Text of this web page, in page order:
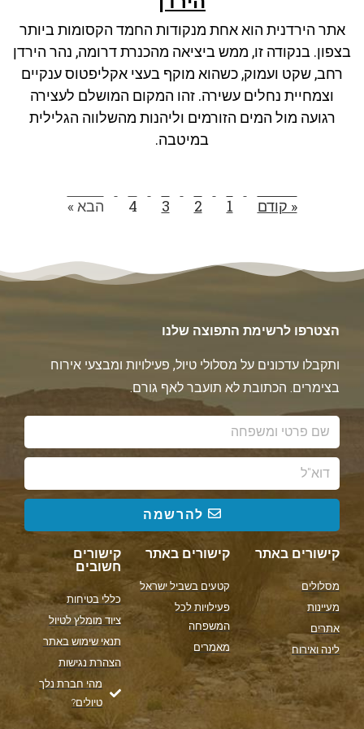
font_download סמן קישורים
לאפס את כל האפשרויות
cached
אתר הירדנית הוא אחת מנקודות החמד הקסומות ביותר
בצפון. בנקודה זו, ממש ביציאה מהכנרת דרומה, נהר הירדן
רחב, שקט ועמוק, כשהוא מוקף בעצי אקליפטוס ענקיים
וצמחיית נחלים עשירה. זהו המקום המושלם לעצירה
רגועה מול המים הזורמים וליהנות מהשלווה הגלילית
במיטבה.
« קודם 1
2
3
4 הבא »
הצטרפו לרשימת התפוצה שלנו
ותקבלו עדכונים על מסלולי טיול, פעילויות ומבצעי אירוח
בצימרים. הכתובת לא תועבר לאף גורם.
להרשמה
קישורים באתר
מסלולים
מעיינות
אתרים
לינה ואירוח
קישורים באתר
קטעים בשביל ישראל
פעילויות לכל
המשפחה
מאמרים
קישורים
חשובים
כללי בטיחות
ציוד מומלץ לטיול
תנאי שימוש באתר
הצהרת נגישות
מהי חברת נלך
טיולים?